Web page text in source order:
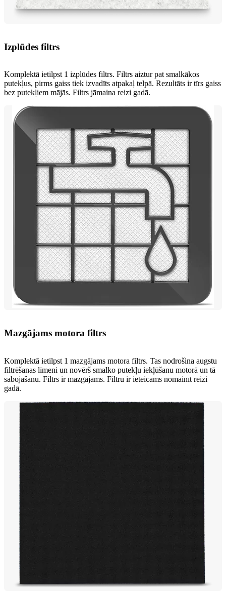
Izplūdes filtrs
Komplektā ietilpst 1 izplūdes filtrs. Filtrs aiztur pat smalkākos
putekļus, pirms gaiss tiek izvadīts atpakaļ telpā. Rezultāts ir tīrs gaiss
bez putekļiem mājās. Filtrs jāmaina reizi gadā.
Mazgājams motora filtrs
Komplektā ietilpst 1 mazgājams motora filtrs. Tas nodrošina augstu
filtrēšanas līmeni un novērš smalko putekļu iekļūšanu motorā un tā
sabojāšanu. Filtrs ir mazgājams. Filtru ir ieteicams nomainīt reizi
gadā.